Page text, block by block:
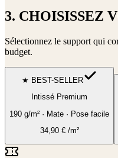
3. CHOISISSEZ
Sélectionnez le support qui
budget.
★ BEST-SELLER
Intissé Premium
190 g/m² · Mate · Pose facile
34,90€/m²